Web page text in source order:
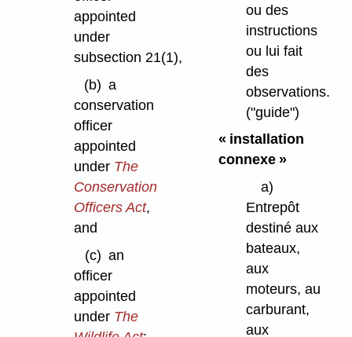
appointed
under
subsection 21(1),
(b) a
conservation
officer
appointed
under The
Conservation
Officers Act,
and
(c) an
officer
appointed
under The
ou des
instructions
ou lui fait
des
observations.
("guide")
« installation
connexe »
a)
Entrepôt
destiné aux
bateaux,
aux
moteurs, au
carburant,
aux